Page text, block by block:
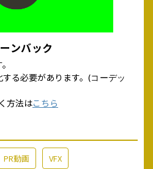
ンバック
る必要があります。 (コーデッ
方法はこちら
PR動画 VFX